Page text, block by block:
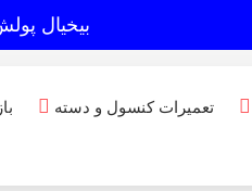
بیخیال
تعمیرات کنسول و دسته